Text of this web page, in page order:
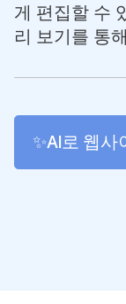
게 편집할 수
리 보기를 통
✨AI로 웹